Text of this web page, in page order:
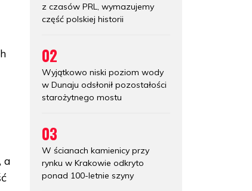
a
z czasów PRL, wymazujemy
część polskiej historii
02
Wyjątkowo niski poziom wody
w Dunaju odsłonił pozostałości
starożytnego mostu
03
W ścianach kamienicy przy
rynku w Krakowie odkryto
ponad 100-letnie szyny